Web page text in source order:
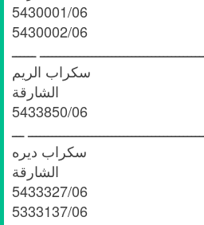
5430001/06
5430002/06
ــــــ
5433850/06
ـــ
5433327/06
5333137/06